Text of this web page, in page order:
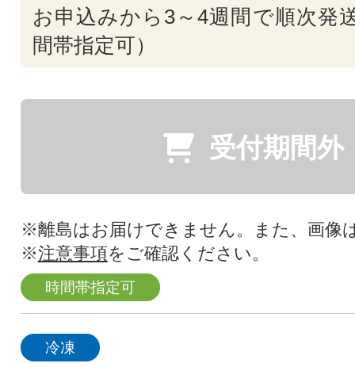
お申込みから3～4週間で順次発
間帯指定可）
受付期間外
※離島はお届けできません。また、画像
※注意事項をご確認ください。
時間帯指定可
冷凍